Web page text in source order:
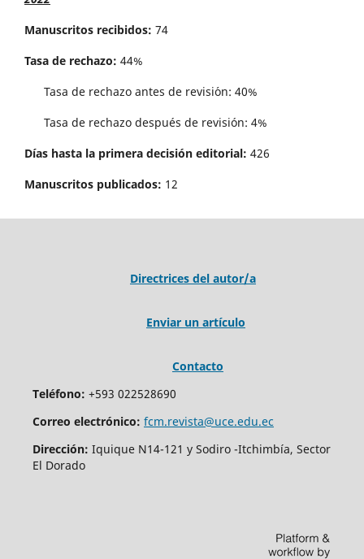
Manuscritos recibidos: 74
Tasa de rechazo: 44%
Tasa de rechazo antes de revisi´on: 40%
Tasa de rechazo después de revisión: 4%
Días hasta la primera decisión editorial: 426
Manuscritos publicados: 12
Directrices del autor/a
Enviar un artículo
Contacto
Teléfono: +593 022528690
Correo electrónico: fcm.revista@uce.edu.ec
Dirección: Iquique N14-121 y Sodiro -Itchimbía, Sector
El Dorado